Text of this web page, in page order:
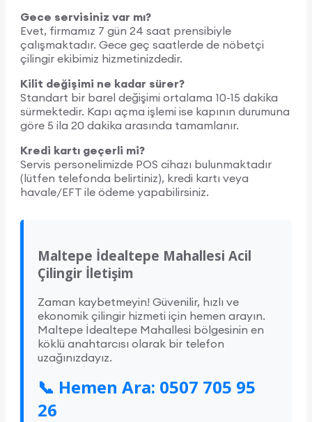
Gece servisiniz var mı?
Evet, firmamız 7 gün 24 saat prensibiyle
çalışmaktadır. Gece geç saatlerde de nöbetçi
çilingir ekibimiz hizmetinizdedir.
Kilit değişimi ne kadar sürer?
Standart bir barel değişimi ortalama 10-15 dakika
sürmektedir. Kapı açma işlemi ise kapının durumuna
göre 5 ila 20 dakika arasında tamamlanır.
Kredi kartı geçerli mi?
Servis personelimizde POS cihazı bulunmaktadır
(lütfen telefonda belirtiniz), kredi kartı veya
havale/EFT ile ödeme yapabilirsiniz.
Maltepe İdealtepe Mahallesi Acil
Çilingir İletişim
Zaman kaybetmeyin! Güvenilir, hızlı ve
ekonomik çilingir hizmeti için hemen arayın.
Maltepe İdealtepe Mahallesi bölgesinin en
köklü anahtarcısı olarak bir telefon
uzağınızdayız.
📞 Hemen Ara: 0507 705 95
26